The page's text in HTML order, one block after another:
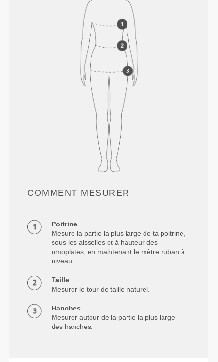
COMMENT MESURER
Poitrine
Mesure la partie la plus large de ta poitrine,
sous les aisselles et à hauteur des
omoplates, en maintenant le mètre ruban à
niveau.
Taille
Mesurer le tour de taille naturel.
Hanches
Mesurer autour de la partie la plus large
des hanches.